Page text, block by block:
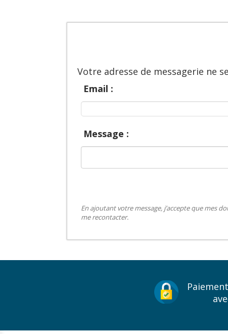
Votre adresse de messagerie ne
Email :
Message :
En ajoutant votre message, j’accepte que mes
me recontacter.